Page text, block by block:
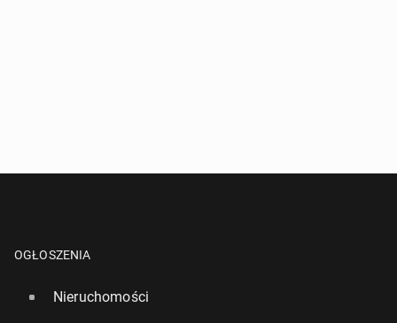
OGŁOSZENIA
Nieruchomości